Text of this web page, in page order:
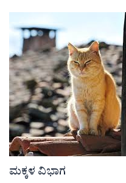
ಮಕ್ಕಳ ವಿಭಾಗ